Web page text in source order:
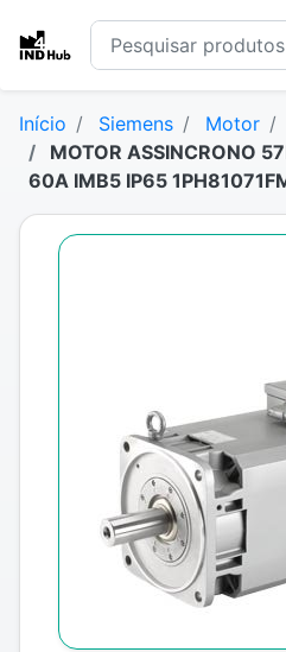
Início Siemens Motor
MOTOR ASSINCRONO
60A IMB5 IP65